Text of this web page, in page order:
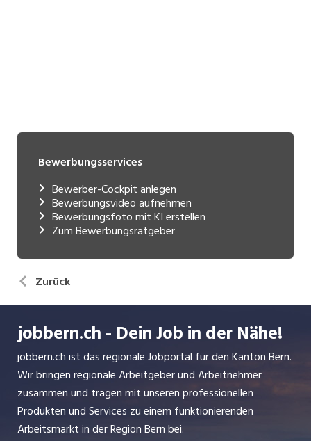
Bewerbungsservices
Bewerber-Cockpit anlegen
Bewerbungsvideo aufnehmen
Bewerbungsfoto mit KI erstellen
Zum Bewerbungsratgeber
Zurück
jobbern.ch - Dein Job in der Nähe!
jobbern.ch ist das regionale Jobportal für den Kanton Bern.
Wir bringen regionale Arbeitgeber und Arbeitnehmer
zusammen und tragen mit unseren professionellen
Produkten und Services zu einem funktionierenden
Arbeitsmarkt in der Region Bern bei.